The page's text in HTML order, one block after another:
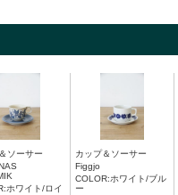
ソーサー
ホワイト/ロイ
カップ＆ソーサー
Figgjo
COLOR:ホワイト/ブル
ー